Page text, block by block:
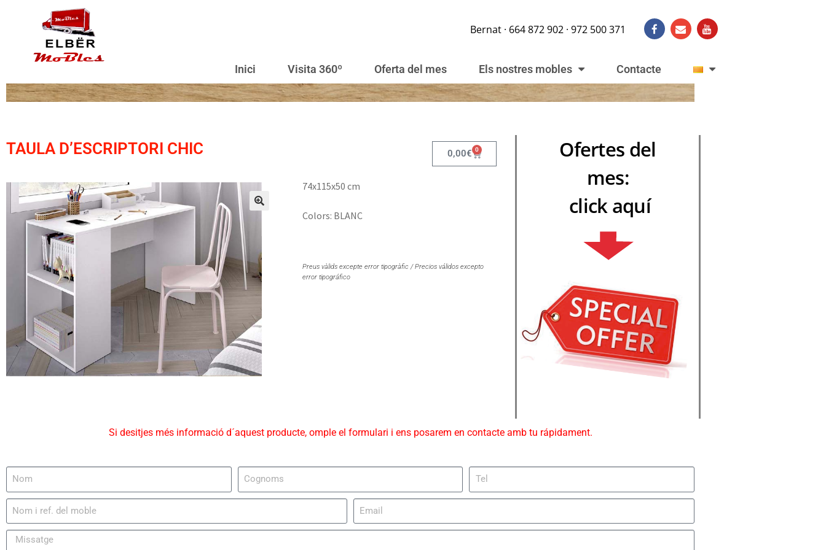
Bernat · 664 872 902 · 972 500 371
Inici Visita 360º Oferta del mes Els nostres mobles Contacte
TAULA D’ESCRIPTORI CHIC 0,00€ 0
74x115x50 cm
Colors: BLANC
Preus vàlids excepte error tipogràfic / Precios válidos excepto
error tipográfico
Ofertes del
mes:
click aquí
Si desitjes més informació d´aquest producte, omple el formulari i ens posarem en contacte amb tu rápidament.